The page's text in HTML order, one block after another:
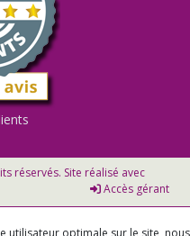
réservés. Site réalisé avec
Accès gérant
utilisateur optimale sur le site, nous